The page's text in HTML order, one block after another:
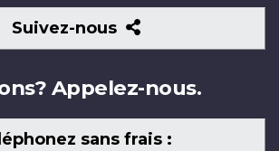
Suivez-nous
Suivez-
nous
Appelez-nous.
sans frais :